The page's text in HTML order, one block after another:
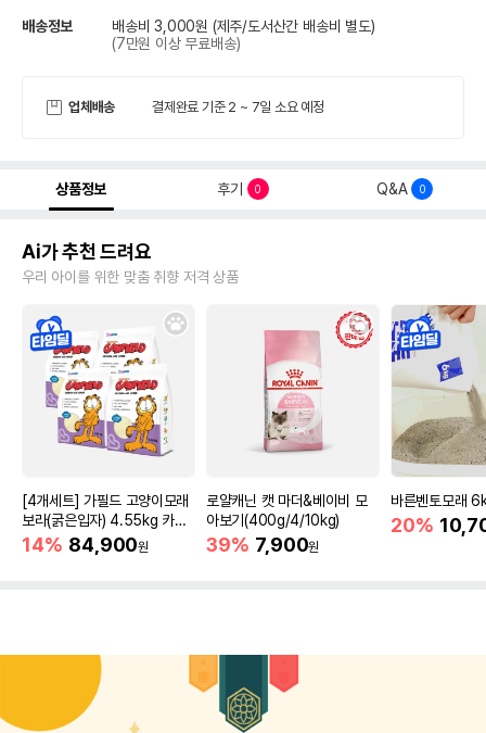
배송정보 배송비 3,000원 (제주/도서산간 배송비 별도)
(7만원 이상 무료배송)
업체배송 결제완료 기준 2 ~ 7일 소요 예정
상품정보 후기 0 Q&A 0
Ai가 추천 드려요
우리 아이를 위한 맞춤 취향 저격 상품
[4개세트] 가필드 고양이모래
보라(굵은입자) 4.55kg 카사
바모래
14% 84,900원
로얄캐닌 캣 마더&베이비 모
아보기(400g/4/10kg)
39% 7,900원
바른벤토모래
20%